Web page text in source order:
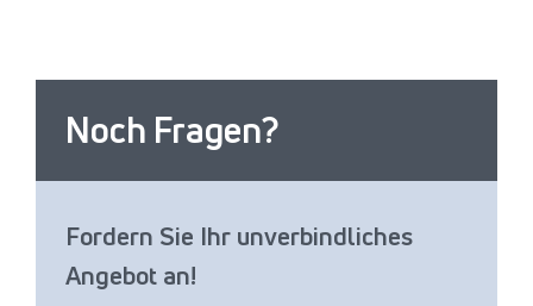
Noch Fragen?
Fordern Sie Ihr unverbindliches
Angebot an!